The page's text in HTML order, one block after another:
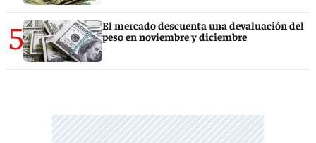
5
El mercado descuenta una devaluación del
peso en noviembre y diciembre